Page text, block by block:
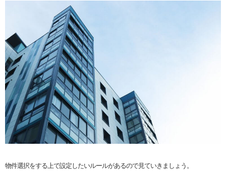
物件選択をする上で設定したいルールがあるので見ていきましょう。